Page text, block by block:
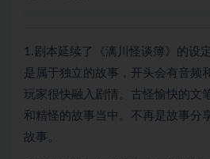
1.剧本延续了《漓川怪谈簿》的设
是属于独立的故事，开头会有音频
玩家很快融入剧情。古怪愉快的文
和精怪的故事当中。不再是故事分
故事。